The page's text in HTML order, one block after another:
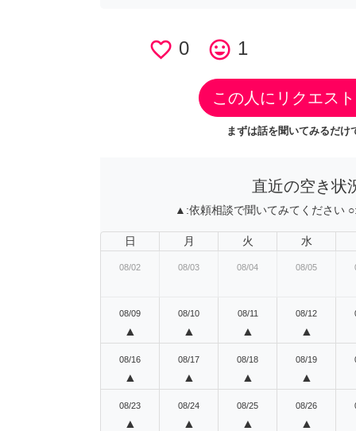
favorite_border 0 tag_faces 1
この人にリクエス
まずは話を聞いてみるだけ
直近の空き状
▲:依頼相談で聞いてみてください ○:
日 月 火 水
08/02 08/03 08/04 08/05
08/09
▲
08/10
▲
08/11
▲
08/12
▲
08/16
▲
08/17
▲
08/18
▲
08/19
▲
08/23
▲
08/24
▲
08/25
▲
08/26
▲